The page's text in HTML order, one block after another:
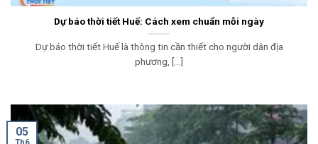
Dự báo thời tiết Huế: Cách xem chuẩn mỗi ngày
Dự báo thời tiết Huế là thông tin cần thiết cho người dân địa
phương, [...]
05
Th6